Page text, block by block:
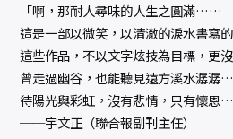
「啊，那耐人尋味的人生之圓滿……
這是一部以微笑，以清澈的淚水書寫
這些作品，不以文字炫技為目標，更
曾走過幽谷，也能聽見遠方溪水潺
待陽光與彩虹，沒有悲情，只有懷恩
──宇文正（聯合報副刊主任）